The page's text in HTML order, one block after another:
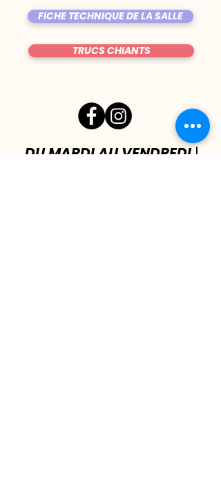
FICHE TECHNIQUE DE LA SALLE
TRUCS CHIANTS
DU MARDI AU VENDREDI|